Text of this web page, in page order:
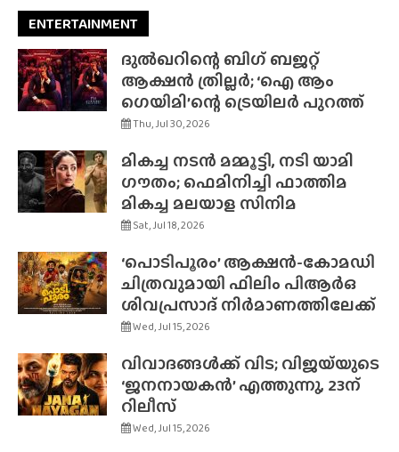
ENTERTAINMENT
ദുൽഖറിന്റെ ബിഗ് ബജറ്റ്
ആക്ഷൻ ത്രില്ലർ; ‘ഐ ആം
ഗെയിമി’ന്റെ ട്രെയിലർ പുറത്ത്
Thu, Jul 30, 2026
മികച്ച നടൻ മമ്മൂട്ടി, നടി യാമി
ഗൗതം; ഫെമിനിച്ചി ഫാത്തിമ
മികച്ച മലയാള സിനിമ
Sat, Jul 18, 2026
‘പൊടിപൂരം’ ആക്ഷൻ-കോമഡി
ചിത്രവുമായി ഫിലിം പിആർഒ
ശിവപ്രസാദ് നിർമാണത്തിലേക്ക്
Wed, Jul 15, 2026
വിവാദങ്ങൾക്ക് വിട; വിജയ്‌യുടെ
‘ജനനായകൻ’ എത്തുന്നു, 23ന്
റിലീസ്
Wed, Jul 15, 2026